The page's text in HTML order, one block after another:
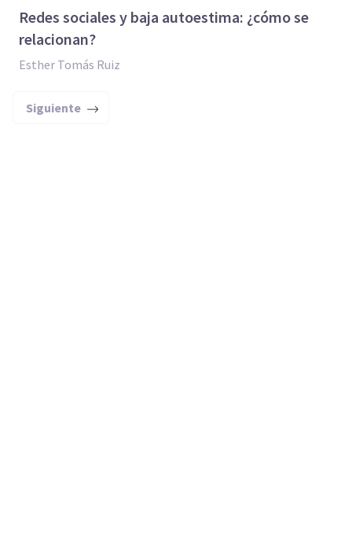
Redes sociales y baja autoestima: ¿cómo se
relacionan?
Esther Tomás Ruiz
Siguiente